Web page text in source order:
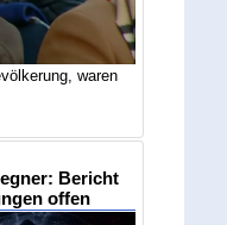
waren
Bericht
offen